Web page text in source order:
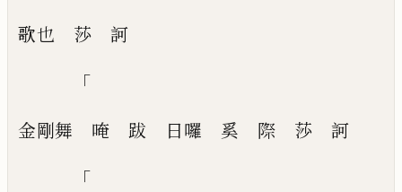
歌也 莎 訶
「
金剛舞 唵 跋 日囉 奚 際 莎 訶
「